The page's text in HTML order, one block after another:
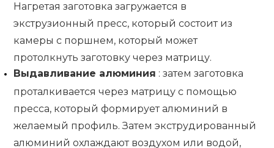
Нагретая заготовка загружается в
экструзионный пресс, который состоит из
камеры с поршнем, который может
протолкнуть заготовку через матрицу.
Выдавливание алюминия : затем заготовка
проталкивается через матрицу с помощью
пресса, который формирует алюминий в
желаемый профиль. Затем экструдированный
алюминий охлаждают воздухом или водой,